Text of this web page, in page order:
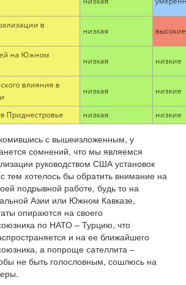
с вышеизложенным, у
сомнений, что мы являемся
руководством США установок
тем хотелось бы обратить внимание на
подрывной работе, будь то на
Азии или Южном Кавказе,
опираются на своего
по НАТО – Турцию, что
и на ее ближайшего
а попроще сателлита –
не быть голословным, сошлюсь на